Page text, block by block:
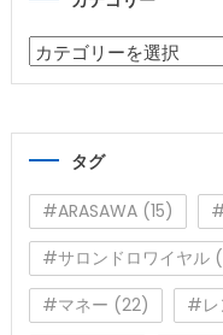
カ
テ
タグ
#ARASAWA(15)
#サロンドロワイヤル
#マネー (22) #レ